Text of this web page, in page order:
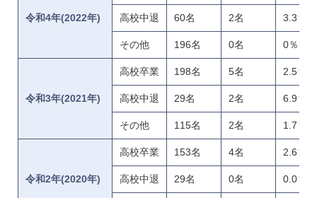
令和4年(2022年) 高校中退 60名 2名 3.3％
その他 196名 0名 0％
令和3年(2021年)
高校卒業 198名 5名 2.5％
高校中退 29名 2名 6.9％
その他 115名 2名 1.7％
令和2年(2020年)
高校卒業 153名 4名 2.6％
高校中退 29名 0名 0.0％